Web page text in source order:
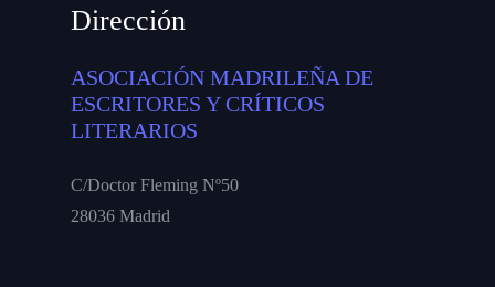
Dirección
ASOCIACIÓN MADRILEÑA DE
ESCRITORES Y CRÍTICOS
LITERARIOS
C/Doctor Fleming Nº50
28036 Madrid